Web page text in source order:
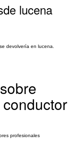
lucena
devolvería en lucena.
profesionales